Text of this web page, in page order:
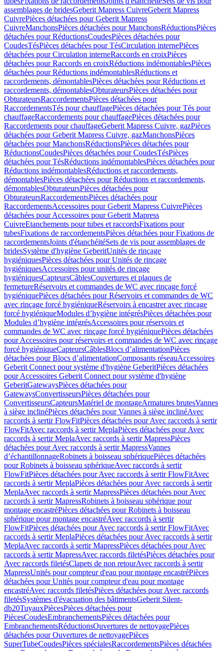
assemblages de bridesGeberit Mapress CuivreGeberit Mapress
CuivrePièces détachées pour Geberit Mapress
CuivreManchonsPièces détachées pour ManchonsRéductionsPièces
détachées pour RéductionsCoudesPièces détachées pour
CoudesTésPièces détachées pour TésCirculation internePièces
détachées pour Circulation interneRaccords en croixPièces
détachées pour Raccords en croixRéductions indémontablesPièces
détachées pour Réductions indémontablesRéductions et
raccordements, démontablesPièces détachées pour Réductions et
raccordements, démontablesObturateursPièces détachées pour
ObturateursRaccordementsPièces détachées pour
RaccordementsTés pour chauffagePièces détachées pour Tés pour
chauffageRaccordements pour chauffagePièces détachées pour
Raccordements pour chauffageGeberit Mapress Cuivre, gazPièces
détachées pour Geberit Mapress Cuivre, gazManchonsPièces
détachées pour ManchonsRéductionsPièces détachées pour
RéductionsCoudesPièces détachées pour CoudesTésPièces
détachées pour TésRéductions indémontablesPièces détachées pour
Réductions indémontablesRéductions et raccordements,
démontablesPièces détachées pour Réductions et raccordements,
démontablesObturateursPièces détachées pour
ObturateursRaccordementsPièces détachées pour
RaccordementsAccessoires pour Geberit Mapress CuivrePièces
détachées pour Accessoires pour Geberit Mapress
CuivreEtanchements pour tubes et raccordsFixations pour
tubesFixations de raccordementsPièces détachées pour Fixations de
raccordementsJoints d'étanchéitéSets de vis pour assemblages de
bridesSystème d'hygiène GeberitUnités de rinçage
hygiéniquesPièces détachées pour Unités de rinçage
hygiéniquesAccessoires pour unités de rinçage
hygiéniquesCapteursCâblesCouvertures et plaques de
fermetureRéservoirs et commandes de WC avec rinçage forcé
hygiéniquePièces détachées pour Réservoirs et commandes de WC
avec rinçage forcé hygiéniqueRéservoirs à encastrer avec rinçage
forcé hygiéniqueModules d’hygiène intégrésPièces détachées pour
Modules d’hygiène intégrésAccessoires pour réservoirs et
commandes de WC avec rinçage forcé hygiéniquePièces détachées
pour Accessoires pour réservoirs et commandes de WC avec rinçage
forcé hygiéniqueCapteursCâblesBlocs d’alimentationPièces
détachées pour Blocs d’alimentationComposants réseauAccessoires
Geberit Connect pour système d'hygiène GeberitPièces détachées
pour Accessoires Geberit Connect pour système d'hygiène
GeberitGatewaysPièces détachées pour
GatewaysConvertisseursPièces détachées pour
ConvertisseursCapteursMatériel de montageArmatures brutesVannes
à siège inclinéPièces détachées pour Vannes à siège inclinéAvec
raccords à sertir FlowFitPièces détachées pour Avec raccords à sertir
FlowFitAvec raccords à sertir MeplaPièces détachées pour Avec
raccords à sertir MeplaAvec raccords à sertir MapressPièces
détachées pour Avec raccords à sertir MapressVannes
d’échantillonnageRobinets à boisseau sphériquePièces détachées
pour Robinets à boisseau sphériqueAvec raccords à sertir
FlowFitPièces détachées pour Avec raccords à sertir FlowFitAvec
raccords à sertir MeplaPièces détachées pour Avec raccords à sertir
MeplaAvec raccords à sertir MapressPièces détachées pour Avec
raccords à sertir MapressRobinets à boisseau sphérique pour
montage encastréPièces détachées pour Robinets à boisseau
sphérique pour montage encastréAvec raccords à sertir
FlowFitPièces détachées pour Avec raccords à sertir FlowFitAvec
raccords à sertir MeplaPièces détachées pour Avec raccords à sertir
MeplaAvec raccords à sertir MapressPièces détachées pour Avec
raccords à sertir MapressAvec raccords filetésPièces détachées pour
Avec raccords filetésClapets de non retourAvec raccords à sertir
MapressUnités pour compteur d'eau pour montage encastréPièces
détachées pour Unités pour compteur d'eau pour montage
encastréAvec raccords filetésPièces détachées pour Avec raccords
filetésSystèmes d'évacuation des bâtimentsGeberit Silent-
db20TuyauxPiècesPièces détachées pour
PiècesCoudesEmbranchementsPièces détachées pour
EmbranchementsRéductionsOuvertures de nettoyagePièces
détachées pour Ouvertures de nettoyagePièces
SuperTubeCoudesPièces spécialesRaccordementsPièces détachées